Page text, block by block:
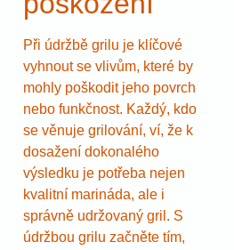
Při údržbě grilu je klíčové
vyhnout se vlivům, které by
mohly poškodit jeho povrch
nebo funkčnost. Každý, kdo
se věnuje grilování, ví, že k
dosažení dokonalého
výsledku je potřeba nejen
kvalitní marináda, ale i
správně udržovaný gril. S
údržbou grilu začněte tím,